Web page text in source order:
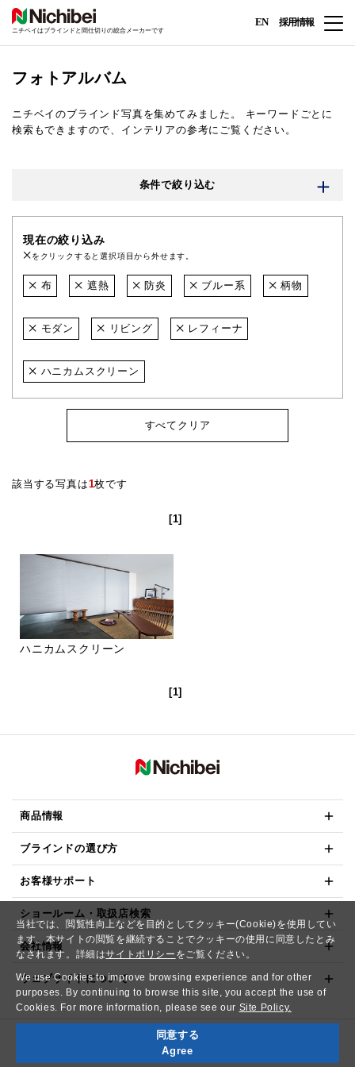
当社では、閲覧性向上などを目的としてクッキー(Cookie)を使用してい
ます。本サイトの閲覧を継続することでクッキーの使用に同意したとみ
なされます。詳細はサイトポリシー をご覧ください。
We use Cookies to improve browsing experience and for other
purposes. By continuing to browse this site, you accept the use of
Cookies. For more information, please see our Site Policy.
同意する
Agree
ニチベイはブラインドと間仕切りの総合メーカーです
EN 採用情報
フォトアルバム
ニチベイのブラインド写真を集めてみました。
キーワードごとに
検索もできますので、インテリアの参考にご覧ください。
条件で絞り込む
現在の絞り込み
をクリックすると選択項目から外せます。
布 遮熱 防炎 ブルー系 柄物
モダン リビング レフィーナ
ハニカムスクリーン
すべてクリア
該当する写真は1枚です
[1]
ハニカムスクリーン
[1]
商品情報
ブラインドの選び方
お客様サポート
ショールーム・取扱店検索
会社情報
ウェブサイトについて
Copyright© NICHIBEI CO.,LTD. All Rights Reserved.